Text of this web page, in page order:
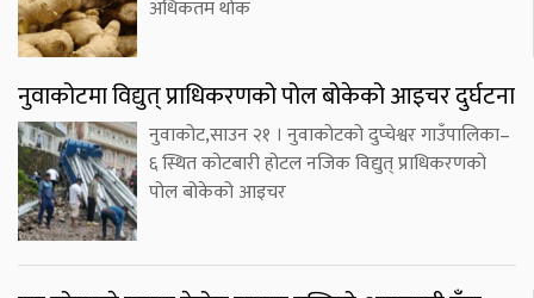
अधिकतम थोक
नुवाकोटमा विद्युत् प्राधिकरणको पोल बोकेको आइचर दुर्घटना
नुवाकोट,साउन २१ । नुवाकोटको दुप्चेश्वर गाउँपालिका–
६ स्थित कोटबारी होटल नजिक विद्युत् प्राधिकरणको
पोल बोकेको आइचर